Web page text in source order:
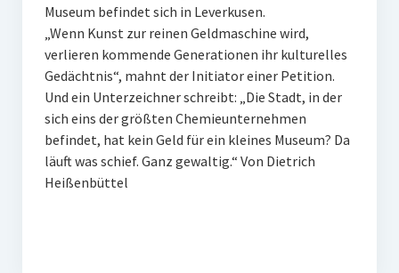
Museum befindet sich in Leverkusen.
„Wenn Kunst zur reinen Geldmaschine wird,
verlieren kommende Generationen ihr kulturelles
Gedächtnis“, mahnt der Initiator einer Petition.
Und ein Unterzeichner schreibt: „Die Stadt, in der
sich eins der größten Chemieunternehmen
befindet, hat kein Geld für ein kleines Museum? Da
läuft was schief. Ganz gewaltig.“ Von Dietrich
Heißenbüttel